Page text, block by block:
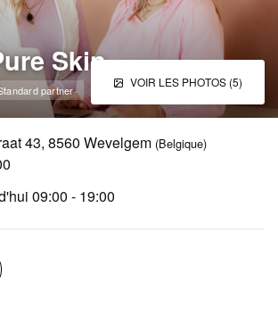
VOIR LES PHOTOS (5)
Skin
partner
43, 8560 Wevelgem (Belgique)
09:00 - 19:00